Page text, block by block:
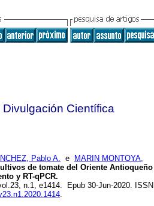
Científica
Pablo A. e
MARIN MONTOYA,
de tomate del Oriente Antioqueño
y RT-qPCR.
n.1, e1414. Epub 30-Jun-2020. ISSN
.